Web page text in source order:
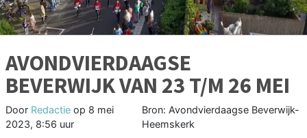
AVONDVIERDAAGSE
BEVERWIJK VAN 23 T/M 26 MEI
Door Redactie op 8 mei
2023, 8:56 uur
Bron: Avondvierdaagse Beverwijk-
Heemskerk